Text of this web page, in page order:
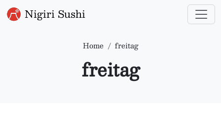
Nigiri Sushi
Home freitag
freitag